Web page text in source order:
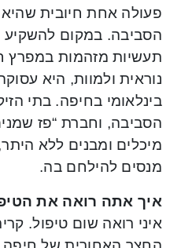
פעולה אחת חיובית
הסביבה. במקום
תעשיות מזהמות במפרץ
נוראית ולמוות, היא
בינלאומי בחיפה. בתי
מיכלים ומבנים ללא
מנסים להילחם בה.
איך אתה רואה את
איני רואה שום טיפול.